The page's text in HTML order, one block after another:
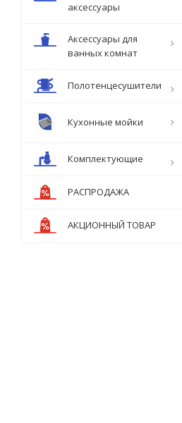
аксессуары
Аксессуары для
ванных комнат
Полотенцесушители
Кухонные мойки
Комплектующие
РАСПРОДАЖА
АКЦИОННЫЙ ТОВАР